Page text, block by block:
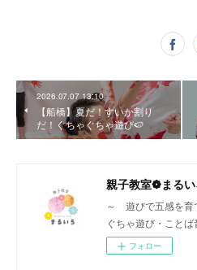
2026.07.07 13:10
【船橋】夏だ！すいか割り
だ！ぐちゃぐちゃ遊び🍉
親子教室❁まるい
～ 遊びで五感を育
ぐちゃ遊び・こと
フォロー